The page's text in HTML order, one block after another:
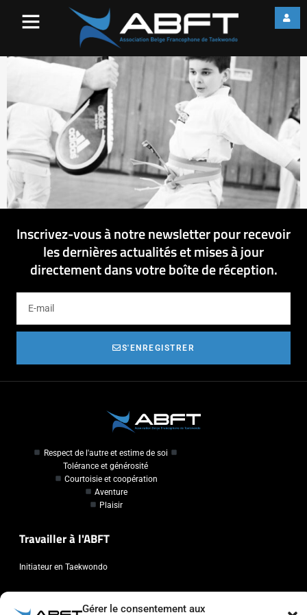
Gérer le consentement aux
Inscrivez-vous à notre newsletter pour recevoir
les dernières actualités et mises à jour
directement dans votre boîte de réception.
S'ENREGISTRER
Respect de l'autre et estime de soi
Tolérance et générosité
Courtoisie et coopération
Aventure
Plaisir
Travailler à l'ABFT
Initiateur en Taekwondo